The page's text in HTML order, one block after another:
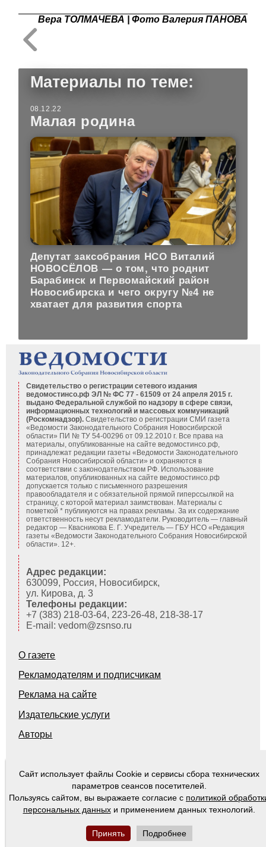
Сайт использует файлы Cookie и сервисы сбора технических
параметров сеансов посетителей.
Пользуясь сайтом, вы выражаете согласие с политикой
персональных данныхи применением данных технологий.
Принять Подробнее
Вера ТОЛМАЧЕВА | Фото Валерия ПАНОВА
Материалы по теме:
08.12.22
Малая родина
Депутат заксобрания НСО Виталий
НОВОСЁЛОВ — о том, что роднит
Барабинск и Первомайский район
Новосибирска и чего округу №4 не
хватает для развития спорта
Свидетельство о регистрации сетевого издания
ведомостинсо.рф ЭЛ № ФС 77 - 61509 от 24 апреля 2015 г.
выдано Федеральной службой по надзору в сфере связи,
информационных технологий и массовых коммуникаций
(Роскомнадзор). Свидетельство о регистрации СМИ газета
«Ведомости Законодательного Собрания Новосибирской
области» ПИ № ТУ 54-00296 от 09.12.2010 г. Все права на
материалы, опубликованные на сайте ведомостинсо.рф,
принадлежат редакции газеты «Ведомости Законодательного
Собрания Новосибирской области» и охраняются в
соответствии с законодательством РФ. Использование
материалов, опубликованных на сайте ведомостинсо.рф
допускается только с письменного разрешения
правообладателя и с обязательной прямой гиперссылкой на
страницу, с которой материал заимствован. Материалы с
пометкой * публикуются на правах рекламы. За их содержание
ответственность несут рекламодатели. Руководитель — главный
редактор — Квасникова Е. Г. Учредитель — ГБУ НСО «Редакция
газеты «Ведомости Законодательного Собрания Новосибирской
области». 12+.
Адрес редакции:
630099, Россия, Новосибирск,
ул. Кирова, д. 3
Телефоны редакции:
+7 (383) 218-03-64, 223-26-48, 218-38-17
E-mail: vedom@zsnso.ru
О газете
Рекламодателям и подписчикам
Реклама на сайте
Издательские услуги
Авторы
© 2000-2026
Ведомости Законодательного Собрания Новосибирской области